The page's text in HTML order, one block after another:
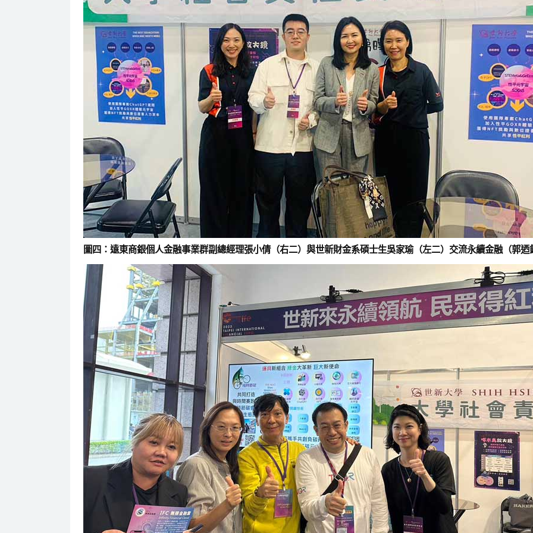
圖四：遠東商銀個人金融事業群副總經理張小倩（右二）與世新財金系碩士生吳家瑜（左二）交流永續金融（郭迺